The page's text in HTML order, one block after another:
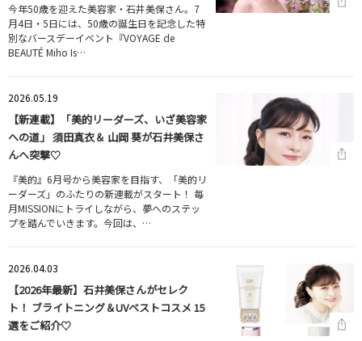
今年50歳を迎えた美容家・石井美保さん。7
月4日・5日には、50歳の誕生日を記念した特
別なバースデーイベント『VOYAGE de
BEAUTÉ Miho Is…
2026.05.19
【新連載】「美的リーダーズ、いざ美容家
への道」 須田真衣＆ 山岡 葵が石井美保さ
んへ突撃♡
『美的』6月号から美容家を目指す、「美的リ
ーダーズ」のふたりの新連載がスタート！ 毎
月MISSIONにトライしながら、夢へのステッ
プを踏んでいきます。今回は、…
2026.04.03
【2026年最新】石井美保さんがセレク
ト！ ブライトニング＆UVベストコスメ 15
選をご紹介♡